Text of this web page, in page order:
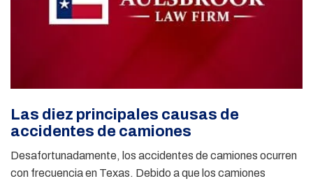
Las diez principales causas de
accidentes de camiones
Desafortunadamente, los accidentes de camiones ocurren
con frecuencia en Texas. Debido a que los camiones